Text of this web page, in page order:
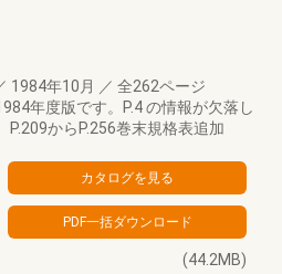
1984年10月 ／ 全262ページ
年度版です。P.4 の情報が欠落し
からP.256巻末規格表追加
(44.2MB)